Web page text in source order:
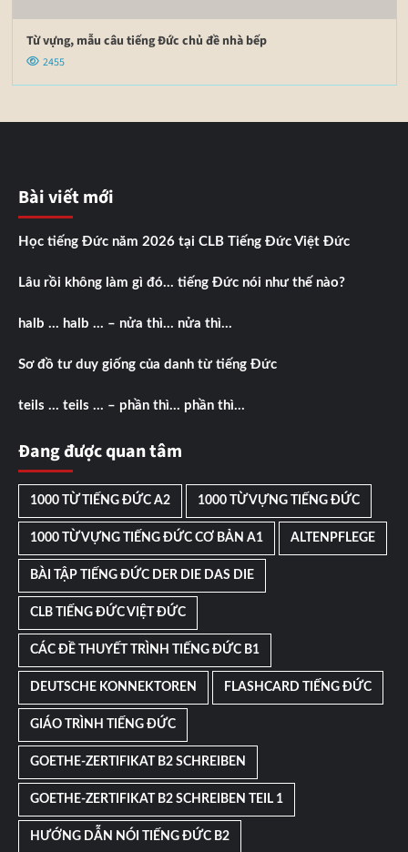
Từ vựng, mẫu câu tiếng Đức chủ đề nhà bếp
2455
Bài viết mới
Học tiếng Đức năm 2026 tại CLB Tiếng Đức Việt Đức
Lâu rồi không làm gì đó… tiếng Đức nói như thế nào?
halb … halb … – nửa thì… nửa thì…
Sơ đồ tư duy giống của danh từ tiếng Đức
teils … teils … – phần thì… phần thì…
Đang được quan tâm
1000 TỪ TIẾNG ĐỨC A2 1000 TỪ VỰNG TIẾNG ĐỨC
1000 TỪ VỰNG TIẾNG ĐỨC CƠ BẢN A1 ALTENPFLEGE
BÀI TẬP TIẾNG ĐỨC DER DIE DAS DIE
CLB TIẾNG ĐỨC VIỆT ĐỨC
CÁC ĐỀ THUYẾT TRÌNH TIẾNG ĐỨC B1
DEUTSCHE KONNEKTOREN FLASHCARD TIẾNG ĐỨC
GIÁO TRÌNH TIẾNG ĐỨC
GOETHE-ZERTIFIKAT B2 SCHREIBEN
GOETHE-ZERTIFIKAT B2 SCHREIBEN TEIL 1
HƯỚNG DẪN NÓI TIẾNG ĐỨC B2